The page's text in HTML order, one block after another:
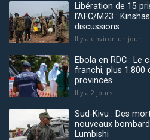
Libération de 15
l’AFC/M23 :
discussions
Il y a environ un jour
Ebola en RDC : Le
franchi, plus 1.800
provinces
Il y a 2 jours
Sud-Kivu : Des
nouveaux
Lumbishi